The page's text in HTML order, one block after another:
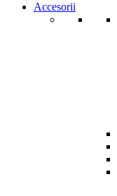
Accesorii